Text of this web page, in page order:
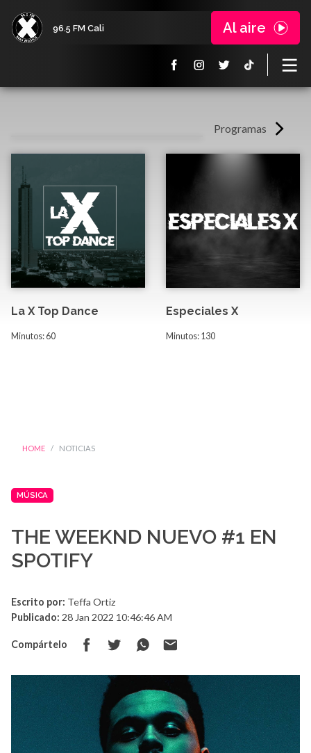
96.5 FM Cali Al aire
Programas
La X Top Dance
Minutos: 60
Especiales X
Minutos: 130
HOME NOTICIAS
MÚSICA
THE WEEKND NUEVO #1 EN
SPOTIFY
Escrito por: Teffa Ortiz
Publicado: 28 Jan 2022 10:46:46 AM
Compártelo